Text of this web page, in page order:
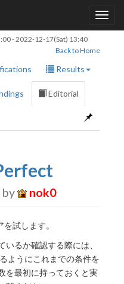
-2022-12-17(Sat) 13:40
Back to Home
Results
Editorial
by nok0
試します。
るか確認する際には、
ようにこれまでの条件を
を最初に持っておくと実